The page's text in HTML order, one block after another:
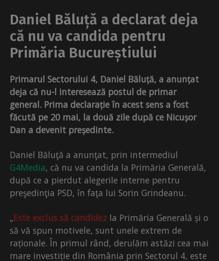
Daniel Băluță a declarat deja
că nu va candida pentru
Primăria Bucureștiului
Primarul Sectorului 4, Daniel Băluță, a anunțat
deja că nu-l interesează postul de primar
general. Prima declarație în acest sens a fost
făcută pe 20 mai, la două zile după ce Nicușor
Dan a devenit președinte.
Daniel Băluţă a anunţat, prin intermediul
G4Media, că nu va candida la Primăria Generală,
după ce a pierdut alegerile interne pentru
preşedinţia PSD, în faţa lui Sorin Grindeanu.
„Este exclus să candidez la Primăria Generală și o
să vă spun motivele, sunt unele extrem de
raționale. În primul rând, derulăm astăzi cea mai
mare investiție din România prin Sectorul 4, este